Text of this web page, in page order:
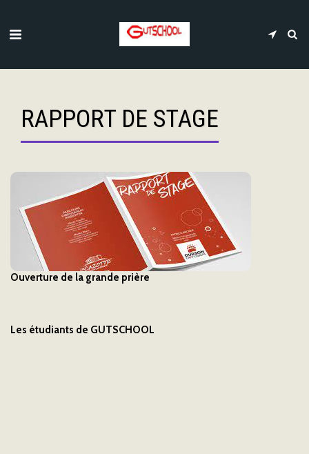
RAPPORT DE STAGE
Ouverture de la grande prière
Les étudiants de GUTSCHOOL